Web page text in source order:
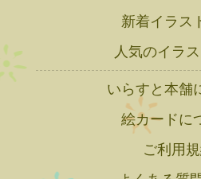
新着イラス
人気のイラ
いらすと本舗
絵カードに
ご利用